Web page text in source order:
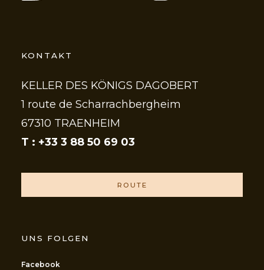
KONTAKT
KELLER DES KÖNIGS DAGOBERT
1 route de Scharrachbergheim
67310 TRAENHEIM
T : +33 3 88 50 69 03
ROUTE
UNS FOLGEN
Facebook